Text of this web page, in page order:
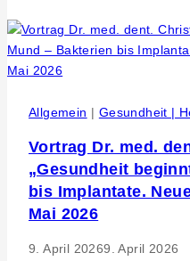
Volker
Feyerabend
und
Allgemein | Gesundheit |
Vortrag Dr. med.
„Gesundheit
bis Implantate.
Mai 2026
9. April 20269. April 2026